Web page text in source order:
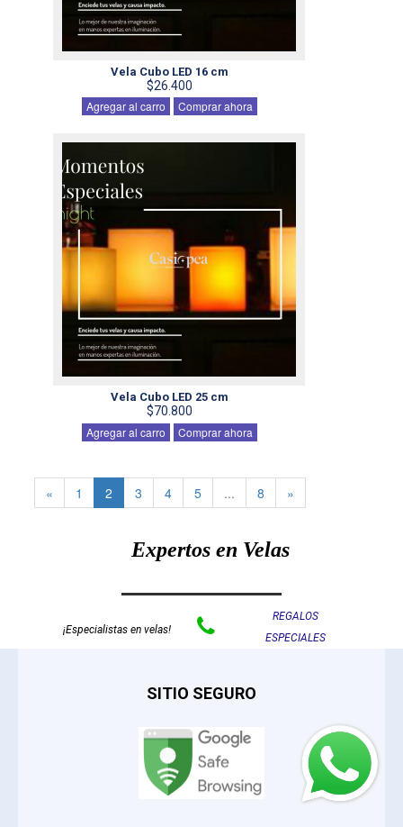
Vela Cubo LED 16 cm
$26.400
Agregar al carro Comprar ahora
Vela Cubo LED 25 cm
$70.800
Agregar al carro Comprar ahora
« 1 2 3 4 5 ... 8 »
Expertos en Velas
¡Especialistas en velas! 
REGALOS
ESPECIALES
SITIO SEGURO